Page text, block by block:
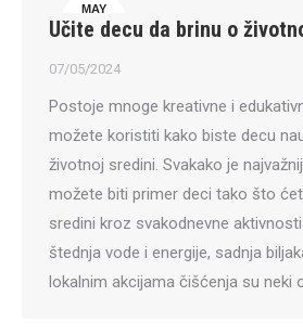
MAY
7
Učite decu da brinu o
07/05/2024
Postoje mnoge kreativne i
možete koristiti kako biste decu
životnoj sredini. Svakako je
možete biti primer deci tako što
sredini kroz svakodnevne
štednja vode i energije, sadnja
lokalnim akcijama čišćenja su neki